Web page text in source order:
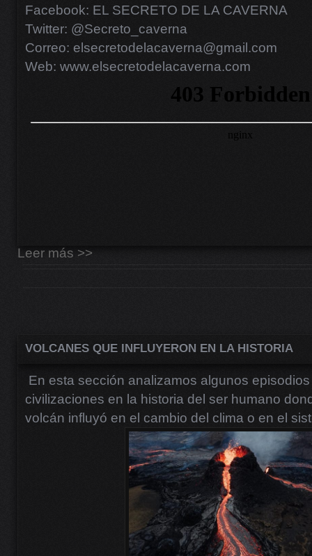
Facebook: EL SECRETO DE LA CAVERNA
Twitter: @Secreto_caverna
Correo: elsecretodelacaverna@gmail.com
Web: www.elsecretodelacaverna.com
Leer más >>
VOLCANES QUE INFLUYERON EN LA HISTORIA
En esta sección analizamos algunos
civilizaciones en la historia del ser humano
volcán influyó en el cambio del clima o en el